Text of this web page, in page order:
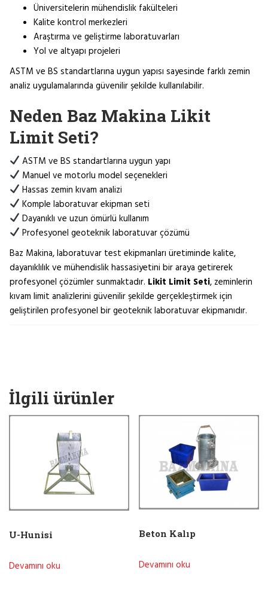
Üniversitelerin mühendislik fakülteleri
Kalite kontrol merkezleri
Araştırma ve geliştirme laboratuvarları
Yol ve altyapı projeleri
ASTM ve BS standartlarına uygun yapısı sayesinde farklı zemin
analiz uygulamalarında güvenilir şekilde kullanılabilir.
Neden Baz Makina Likit
Limit Seti?
ASTM ve BS standartlarına uygun yapı
Manuel ve motorlu model seçenekleri
Hassas zemin kıvam analizi
Komple laboratuvar ekipman seti
Dayanıklı ve uzun ömürlü kullanım
Profesyonel geoteknik laboratuvar çözümü
Baz Makina, laboratuvar test ekipmanları üretiminde kalite,
dayanıklılık ve mühendislik hassasiyetini bir araya getirerek
profesyonel çözümler sunmaktadır. Likit Limit Seti, zeminlerin
kıvam limit analizlerini güvenilir şekilde gerçekleştirmek için
geliştirilen profesyonel bir geoteknik laboratuvar ekipmanıdır.
İlgili ürünler
U-Hunisi
Devamını oku
Beton Kalıp
Devamını oku